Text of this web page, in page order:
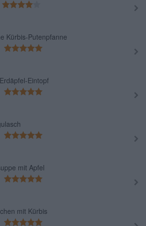
Kürbis-Putenpfanne
Eintopf
mit Apfel
mit Kürbis